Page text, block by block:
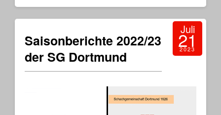
Saisonberichte 2022/23
der SG Dortmund
Juli
21
2023